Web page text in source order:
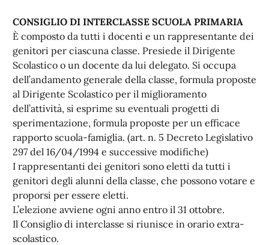
CONSIGLIO DI INTERCLASSE SCUOLA PRIMARIA
È composto da tutti i docenti e un rappresentante dei
genitori per ciascuna classe. Presiede il Dirigente
Scolastico o un docente da lui delegato. Si occupa
dell’andamento generale della classe, formula proposte
al Dirigente Scolastico per il miglioramento
dell’attività, si esprime su eventuali progetti di
sperimentazione, formula proposte per un efficace
rapporto scuola-famiglia. (art. n. 5 Decreto Legislativo
297 del 16/04/1994 e successive modifiche)
I rappresentanti dei genitori sono eletti da tutti i
genitori degli alunni della classe, che possono votare e
proporsi per essere eletti.
L’elezione avviene ogni anno entro il 31 ottobre.
Il Consiglio di interclasse si riunisce in orario extra-
scolastico.